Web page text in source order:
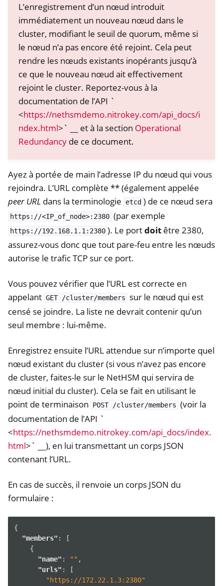
L’enregistrement d’un nœud introduit
immédiatement un nouveau nœud dans le
cluster, modifiant le seuil de quorum, même si
le nœud n’a pas encore été rejoint. Cela peut
rendre les nœuds existants inopérants jusqu’à
ce que le nouveau nœud ait effectivement
rejoint le cluster. Reportez-vous à la
documentation de l’API `
<https://nethsmdemo.nitrokey.com/api_docs/i
ndex.html>` __ et à la section Operational
Redundancyde ce document.
Ayez à portée de main l’adresse IP du nœud qui vous
rejoindra. L’URL complète ** (également appelée
peer URL dans la terminologie etcd ) de ce nœud sera
https://<IP_of_node>:2380 (par exemple
https://192.168.1.1:2380 ). Le portdoitêtre 2380,
assurez-vous donc que tout pare-feu entre les nœuds
autorise le trafic TCP sur ce port.
Vous pouvez vérifier que l’URL est correcte en
appelant GET /cluster/members
sur le nœud qui est
censé se joindre. La liste ne devrait contenir qu’un
seul membre : lui-même.
Enregistrez ensuite l’URL attendue sur n’importe quel
nœud existant du cluster (si vous n’avez pas encore
de cluster, faites-le sur le NetHSM qui servira de
nœud initial du cluster). Cela se fait en utilisant le
point de terminaison
POST /cluster/members (voir la
documentation de l’API `
<https://nethsmdemo.nitrokey.com/api_docs/index.
html>` __), en lui transmettant un corps JSON
contenant l’URL.
En cas de succès, il renvoie un corps JSON du
formulaire :
{
"members" :
[
{
"name" : "" ,
"urls" :
[
"https://172.22.1.3:2380"